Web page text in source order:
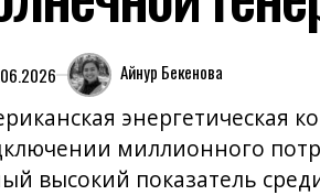
Айнур Бекенова
энергетическая
миллионного
высокий показатель